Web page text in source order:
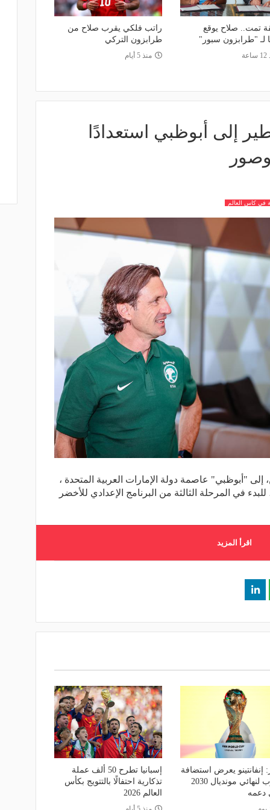
تمت.. صلاح يوقع
لـ "طرابزون سبور"
راتب فلكي يقرب صلاح من
طرابزون التركي
منذ 5 أيام
إلى أبوظبي استعدادًا
في كاس العالم
إلى "أبوظبي" عاصمة دولة الإمارات العربية المتحدة ،
في المرحلة الثالثة من البرنامج الإعدادي للأخضر
اقرأ المزيد
إنفانتينو يعرض استضافة
المغرب لنهائي مونديال 2030
دعمه
إسبانيا تطرح 50 ألف عملة
تذكارية احتفالًا بالتتويج بكأس
العالم 2026